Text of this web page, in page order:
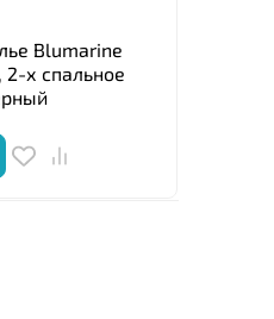
Blumarine
2-х спальное